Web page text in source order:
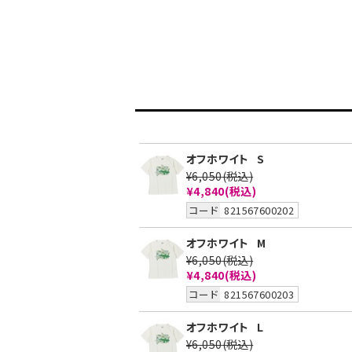
オフホワイト S
¥6,050(税込)
¥4,840(税込)
コード 821567600202
オフホワイト
M
¥6,050(税込)
¥4,840(税込)
コード 821567600203
オフホワイト
L
¥6,050(税込)